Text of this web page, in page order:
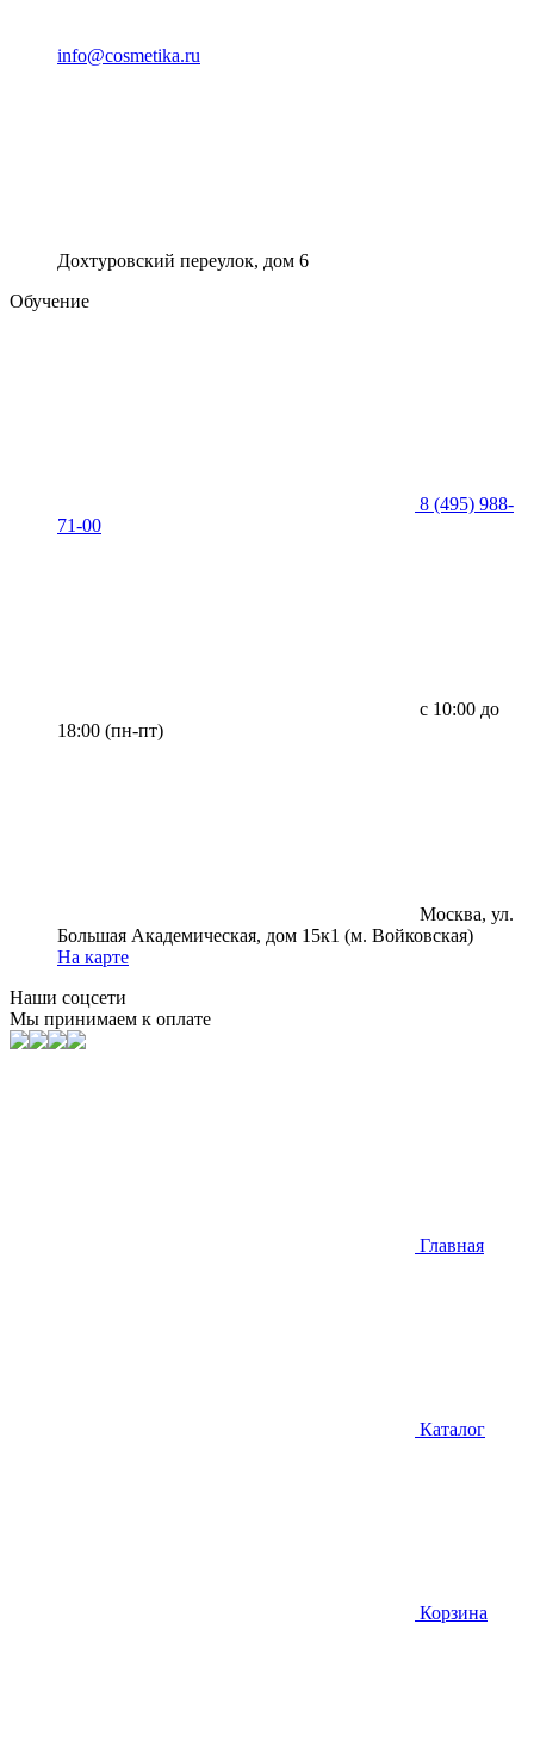
info@cosmetika.ru
Дохтуровский переулок, дом 6
Обучение
8 (495) 988-
71-00
с 10:00 до
18:00 (пн-пт)
Москва, ул.
Большая Академическая, дом 15к1 (м. Войковская)
На карте
Наши соцсети
Мы принимаем к оплате
Главная
Каталог
Корзина